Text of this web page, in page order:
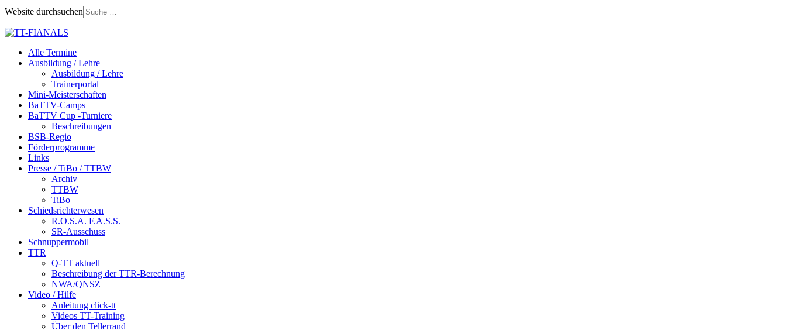
Website durchsuchen
Alle Termine
Ausbildung / Lehre
Ausbildung / Lehre
Trainerportal
Mini-Meisterschaften
BaTTV-Camps
BaTTV Cup -Turniere
Beschreibungen
BSB-Regio
Förderprogramme
Links
Presse / TiBo / TTBW
Archiv
TTBW
TiBo
Schiedsrichterwesen
R.O.S.A. F.A.S.S.
SR-Ausschuss
Schnuppermobil
TTR
Q-TT aktuell
Beschreibung der TTR-Berechnung
NWA/QNSZ
Video / Hilfe
Anleitung click-tt
Videos TT-Training
Über den Tellerrand